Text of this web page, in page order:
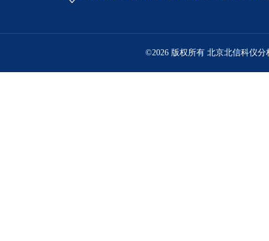
©2026 版权所有 北京北信科仪